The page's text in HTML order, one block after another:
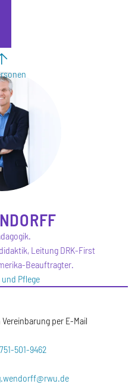
Leitung DRK-First
Beauftragter.
Pflege
Vereinbarung per E-Mail
501-9462